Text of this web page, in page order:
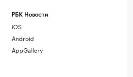
РБК Новости
iOS
Android
AppGallery